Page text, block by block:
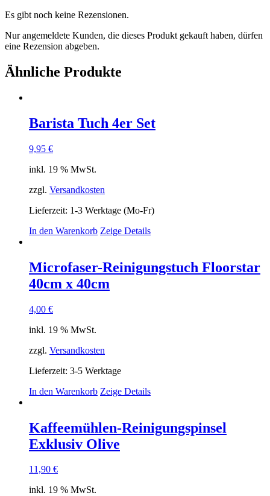
Es gibt noch keine Rezensionen.
Nur angemeldete Kunden, die dieses Produkt gekauft haben, dürfen
eine Rezension abgeben.
Ähnliche Produkte
Barista Tuch 4er Set
9,95 €
inkl. 19 % MwSt.
zzgl. Versandkosten
Lieferzeit: 1-3 Werktage (Mo-Fr)
In den Warenkorb Zeige Details
Microfaser-Reinigungstuch Floorstar
40cm x 40cm
4,00 €
inkl. 19 % MwSt.
zzgl. Versandkosten
Lieferzeit: 3-5 Werktage
In den Warenkorb Zeige Details
Kaffeemühlen-Reinigungspinsel
Exklusiv Olive
11,90 €
inkl. 19 % MwSt.